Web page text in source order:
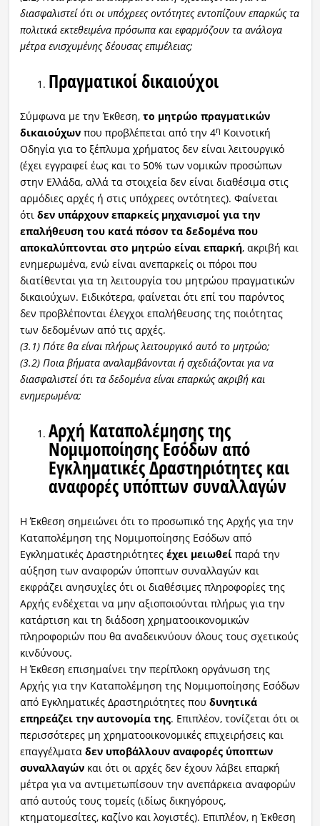
διασφαλιστεί ότι οι υπόχρεες οντότητες εντοπίζουν επαρκώς τα
πολιτικά εκτεθειμένα πρόσωπα και εφαρμόζουν τα ανάλογα
μέτρα ενισχυμένης δέουσας επιμέλειας;
Πραγματικοί δικαιούχοι
Σύμφωνα με την Έκθεση, το μητρώο πραγματικών
δικαιούχωνπου προβλέπεται από την 4η Κοινοτική
Οδηγία για το ξέπλυμα χρήματος δεν είναι λειτουργικό
(έχει εγγραφεί έως και το 50% των νομικών προσώπων
στην Ελλάδα, αλλά τα στοιχεία δεν είναι διαθέσιμα στις
αρμόδιες αρχές ή στις υπόχρεες οντότητες). Φαίνεται
ότι δεν υπάρχουν επαρκείς μηχανισμοί για την
επαλήθευση του κατά πόσον τα δεδομένα που
αποκαλύπτονται στο μητρώο είναι επαρκή, ακριβή και
ενημερωμένα, ενώ είναι ανεπαρκείς οι πόροι που
διατίθενται για τη λειτουργία του μητρώου πραγματικών
δικαιούχων. Ειδικότερα, φαίνεται ότι επί του παρόντος
δεν προβλέπονται έλεγχοι επαλήθευσης της ποιότητας
των δεδομένων από τις αρχές.
(3.1) Πότε θα είναι πλήρως λειτουργικό αυτό το μητρώο;
(3.2) Ποια βήματα αναλαμβάνονται ή σχεδιάζονται για να
διασφαλιστεί ότι τα δεδομένα είναι επαρκώς ακριβή και
ενημερωμένα;
Αρχή Καταπολέμησης της
Νομιμοποίησης Εσόδων από
Εγκληματικές Δραστηριότητες και
αναφορές υπόπτων συναλλαγών
Η Έκθεση σημειώνει ότι το προσωπικό της Αρχής για την
Καταπολέμηση της Νομιμοποίησης Εσόδων από
Εγκληματικές Δραστηριότητες έχει μειωθείπαρά την
αύξηση των αναφορών ύποπτων συναλλαγών και
εκφράζει ανησυχίες ότι οι διαθέσιμες πληροφορίες της
Αρχής ενδέχεται να μην αξιοποιούνται πλήρως για την
κατάρτιση και τη διάδοση χρηματοοικονομικών
πληροφοριών που θα αναδεικνύουν όλους τους σχετικούς
κινδύνους.
Η Έκθεση επισημαίνει την περίπλοκη οργάνωση της
Αρχής για την Καταπολέμηση της Νομιμοποίησης Εσόδων
από Εγκληματικές Δραστηριότητες που δυνητικά
επηρεάζει την αυτονομία της. Επιπλέον, τονίζεται ότι οι
περισσότερες μη χρηματοοικονομικές επιχειρήσεις και
επαγγέλματα δεν υποβάλλουν αναφορές ύποπτων
συναλλαγώνκαι ότι οι αρχές δεν έχουν λάβει επαρκή
μέτρα για να αντιμετωπίσουν την ανεπάρκεια αναφορών
από αυτούς τους τομείς (ιδίως δικηγόρους,
κτηματομεσίτες, καζίνο και λογιστές). Επιπλέον, η Έκθεση